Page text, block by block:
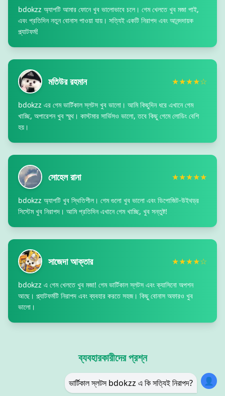
bdokzz অ্যাপটি আমার ফোনে খুব ভালোভাবে চলে। গেম খেলতে খুব মজা পাই,
এবং প্রতিদিন নতুন বোনাস পাওয়া যায়। সত্যিই একটি নিরাপদ এবং আনন্দদায়ক
প্ল্যাটফর্ম!
মতিউর রহমান ★★★★☆
bdokzz এর গেম ভার্টিকাল স্লটস খুব ভালো। আমি কিছুদিন ধরে এখানে গেম
খাচ্ছি, অপারেশন খুব স্মুথ। কাস্টমার সার্ভিসও ভালো, তবে কিছু গেমে লোডিং বেশি
হয়।
সোহেল রানা ★★★★★
bdokzz অ্যাপটি খুব স্থিতিশীল। গেম গুলো খুব ভালো এবং ডিপোজিট-উইথড্র
সিস্টেম খুব নিরাপদ। আমি প্রতিদিন এখানে গেম খাচ্ছি, খুব সন্তুষ্ট!
সাজেদা আক্তার ★★★★☆
bdokzz এ গেম খেলতে খুব মজা! গেম ভার্টিকাল স্লটস এবং ক্যাসিনো অপশন
আছে। প্ল্যাটফর্মটি নিরাপদ এবং ব্যবহার করতে সহজ। কিছু বোনাস অফারও খুব
ভালো।
ব্যবহারকারীদের প্রশ্ন
ভার্টিকাল স্লটস bdokzz এ কি সত্যিই নিরাপদ? 👤